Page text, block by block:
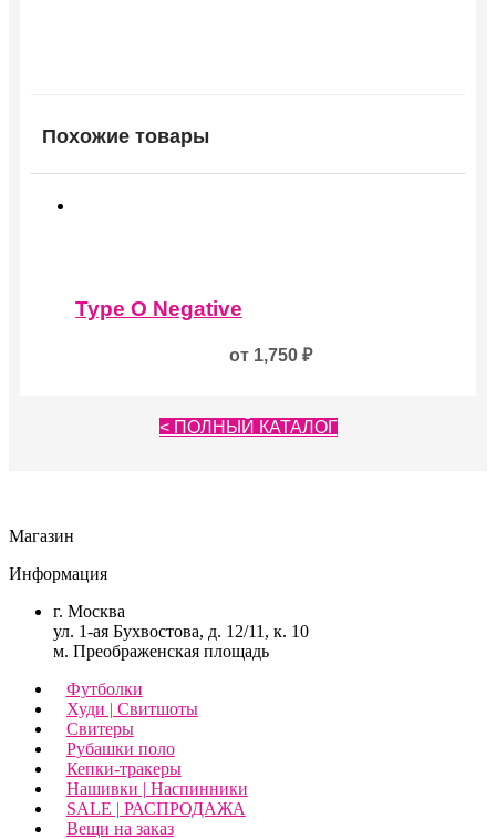
Похожие товары
товар
имеет
Type O Negative
от 1,750 ₽
< ПОЛНЫЙ КАТАЛОГ
Магазин
Информация
г. Москва
ул. 1-ая Бухвостова, д. 12/11, к. 10
м. Преображенская площадь
Футболки
Худи | Свитшоты
Свитеры
Рубашки поло
Кепки-тракеры
Нашивки | Наспинники
SALE | РАСПРОДАЖА
Вещи на заказ